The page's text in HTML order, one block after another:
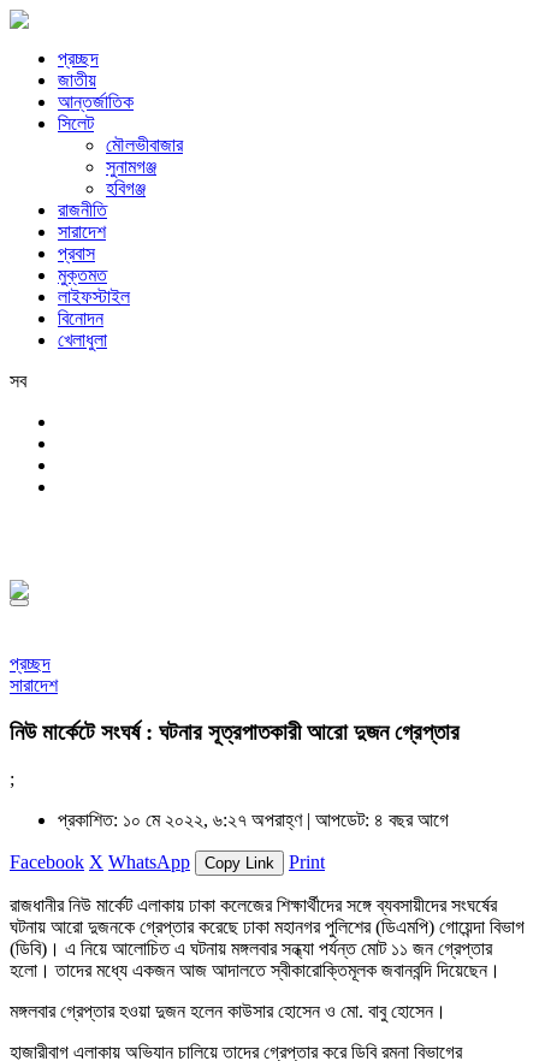
প্রচ্ছদ
জাতীয়
আন্তর্জাতিক
সিলেট
মৌলভীবাজার
সুনামগঞ্জ
হবিগঞ্জ
রাজনীতি
সারাদেশ
প্রবাস
মুক্তমত
লাইফস্টাইল
বিনোদন
খেলাধুলা
সব
প্রচ্ছদ
সারাদেশ
নিউ মার্কেটে সংঘর্ষ : ঘটনার সূত্রপাতকারী আরো দুজন গ্রেপ্তার
;
প্রকাশিত: ১০ মে ২০২২, ৬:২৭ অপরাহ্ণ | আপডেট: ৪ বছর আগে
Facebook X WhatsApp Copy Link Print
রাজধানীর নিউ মার্কেট এলাকায় ঢাকা কলেজের শিক্ষার্থীদের সঙ্গে ব্যবসায়ীদের সংঘর্ষের
ঘটনায় আরো দুজনকে গ্রেপ্তার করেছে ঢাকা মহানগর পুলিশের (ডিএমপি) গোয়েন্দা বিভাগ
(ডিবি)। এ নিয়ে আলোচিত এ ঘটনায় মঙ্গলবার সন্ধ্যা পর্যন্ত মোট ১১ জন গ্রেপ্তার
হলো। তাদের মধ্যে একজন আজ আদালতে স্বীকারোক্তিমূলক জবানবন্দি দিয়েছেন।
মঙ্গলবার গ্রেপ্তার হওয়া দুজন হলেন কাউসার হোসেন ও মো. বাবু হোসেন।
হাজারীবাগ এলাকায় অভিযান চালিয়ে তাদের গ্রেপ্তার করে ডিবি রমনা বিভাগের